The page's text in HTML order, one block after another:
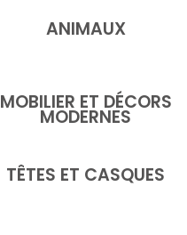
ANIMAUX
MOBILIER ET DÉCORS
MODERNES
TÊTES ET CASQUES